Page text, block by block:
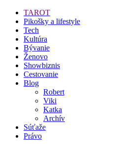
TAROT
Pikošky a lifestyle
Tech
Kultúra
Bývanie
Ženovo
Showbiznis
Cestovanie
Blog
Robert
Viki
Katka
Archív
Súťaže
Právo